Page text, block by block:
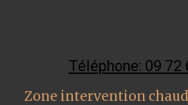
Téléphone: 09 72
Zone intervention